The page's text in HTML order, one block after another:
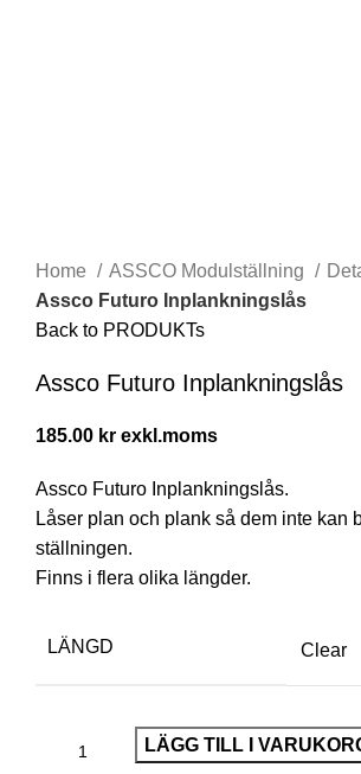
Home
ASSCO Modulställning
Assco Futuro Inplankningslås
Back to PRODUKTs
Assco Futuro Inplankningslås
185.00 kr
Assco Futuro Inplankningslås.
Låser plan och plank så dem inte kan
ställningen.
Finns i flera olika längder.
LÄNGD Clear
LÄGG TILL I